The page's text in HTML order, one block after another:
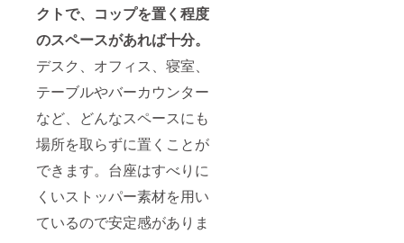
クトで、コップを置く程度
のスペースがあれば十分。
デスク、オフィス、寝室、
テーブルやバーカウンター
など、どんなスペースにも
場所を取らずに置くことが
できます。台座はすべりに
くいストッパー素材を用い
ているので安定感がありま